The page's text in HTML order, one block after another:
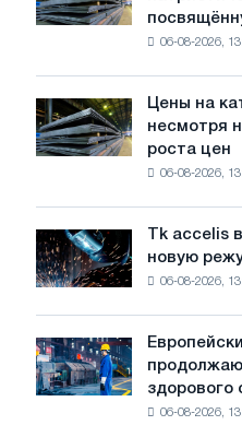
с
максимума
года
патриотическую
советской
авиации
в
Великой
Отечественной
войны
06-08-2026,
Цены
на
катушку
несмотря
на
летнее
замедление
роста
цен
Цены на
несмотря
роста цен
06-08-2026,
Tk
accelis
в
новую
режущую
машину
Tk accelis
новую
06-08-2026,
Европейские
цены
на
здорового
06-08-2026,